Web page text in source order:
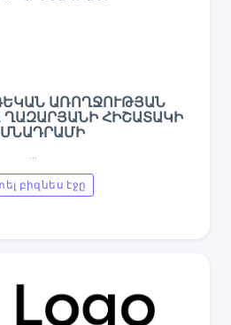
ԱՌՈՂՋՈՒԹՅԱՆ
ՀԻՇԱՏԱԿԻ
բիզնես էջը